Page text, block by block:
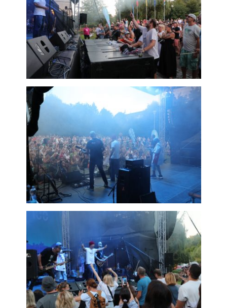
určujeme
počet návštěv
a zdroje
návštěv našich
internetových
stránek. Data
získaná
pomocí těchto
cookies
zpracováváme
souhrnně, bez
použití
identifikátorů,
které ukazují
na konkrétní
uživatelé
našeho webu.
Pokud
vypnete
používání
analytických
cookies ve
vztahu k Vaší
návštěvě,
ztrácíme
možnost
analýzy
výkonu a
optimalizace
našich
opatření.